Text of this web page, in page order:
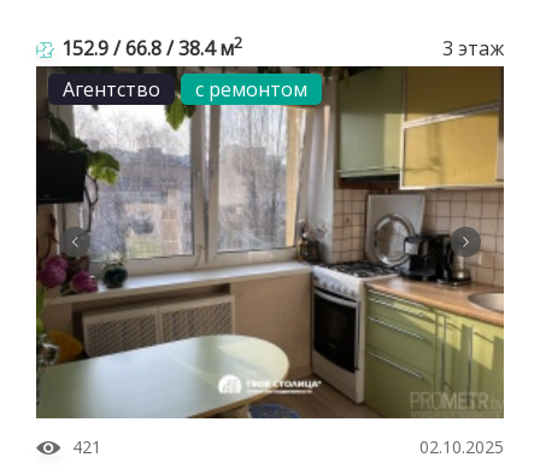
152.9 / 66.8 / 38.4 м2
3 этаж
Агентство
с ремонтом
421 02.10.2025